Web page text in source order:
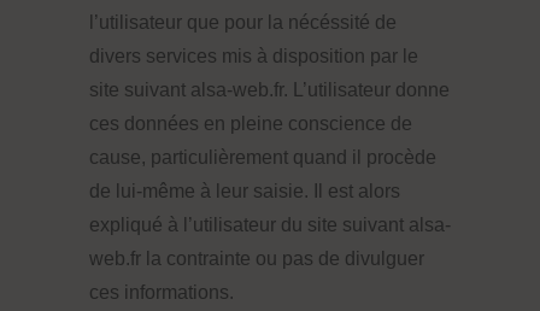
l’utilisateur que pour la nécéssité de
divers services mis à disposition par le
site suivant alsa-web.fr. L’utilisateur donne
ces données en pleine conscience de
cause, particulièrement quand il procède
de lui-même à leur saisie. Il est alors
expliqué à l’utilisateur du site suivant alsa-
web.fr la contrainte ou pas de divulguer
ces informations.